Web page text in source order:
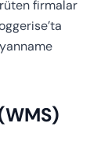
firmalar